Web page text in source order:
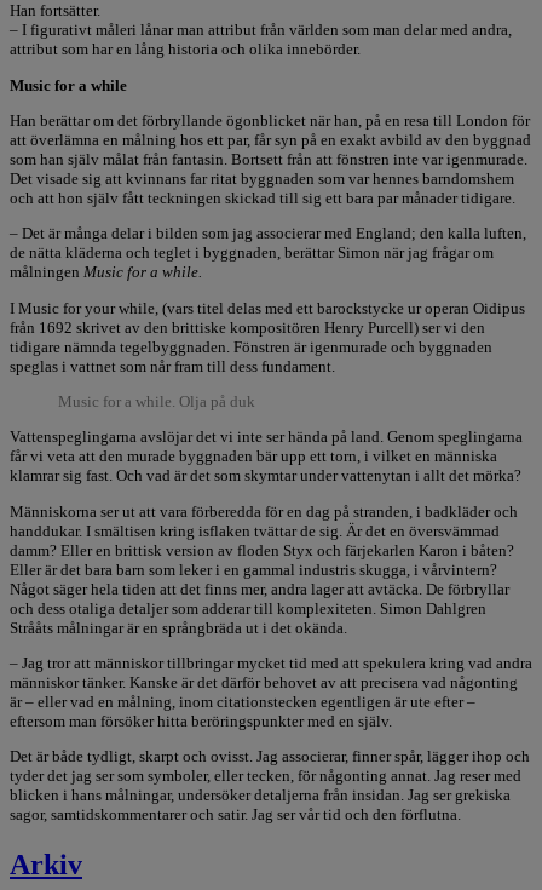
Han fortsätter.
– I figurativt måleri lånar man attribut från världen som man delar med andra,
attribut som har en lång historia och olika innebörder.
Music for a while
Han berättar om det förbryllande ögonblicket när han, på en resa till London för
att överlämna en målning hos ett par, får syn på en exakt avbild av den byggnad
som han själv målat från fantasin. Bortsett från att fönstren inte var igenmurade.
Det visade sig att kvinnans far ritat byggnaden som var hennes barndomshem
och att hon själv fått teckningen skickad till sig ett bara par månader tidigare.
– Det är många delar i bilden som jag associerar med England; den kalla luften,
de nätta kläderna och teglet i byggnaden, berättar Simon när jag frågar om
målningen Music for a while.
I Music for your while, (vars titel delas med ett barockstycke ur operan Oidipus
från 1692 skrivet av den brittiske kompositören Henry Purcell) ser vi den
tidigare nämnda tegelbyggnaden. Fönstren är igenmurade och byggnaden
speglas i vattnet som når fram till dess fundament.
Music for a while. Olja på duk
Vattenspeglingarna avslöjar det vi inte ser hända på land. Genom speglingarna
får vi veta att den murade byggnaden bär upp ett torn, i vilket en människa
klamrar sig fast. Och vad är det som skymtar under vattenytan i allt det mörka?
Människorna ser ut att vara förberedda för en dag på stranden, i badkläder och
handdukar. I smältisen kring isflaken tvättar de sig. Är det en översvämmad
damm? Eller en brittisk version av floden Styx och färjekarlen Karon i båten?
Eller är det bara barn som leker i en gammal industris skugga, i vårvintern?
Något säger hela tiden att det finns mer, andra lager att avtäcka. De förbryllar
och dess otaliga detaljer som adderar till komplexiteten. Simon Dahlgren
Strååts målningar är en språngbräda ut i det okända.
– Jag tror att människor tillbringar mycket tid med att spekulera kring vad andra
människor tänker. Kanske är det därför behovet av att precisera vad någonting
är – eller vad en målning, inom citationstecken egentligen är ute efter –
eftersom man försöker hitta beröringspunkter med en själv.
Det är både tydligt, skarpt och ovisst. Jag associerar, finner spår, lägger ihop och
tyder det jag ser som symboler, eller tecken, för någonting annat. Jag reser med
blicken i hans målningar, undersöker detaljerna från insidan. Jag ser grekiska
sagor, samtidskommentarer och satir. Jag ser vår tid och den förflutna.
Arkiv